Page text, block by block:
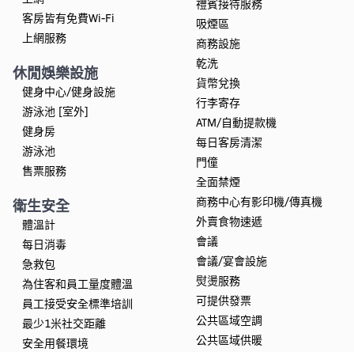
客房皆有免費Wi-Fi
上網服務
休閒娛樂設施
健身中心/健身設施
游泳池 [室外]
健身房
游泳池
售票服務
衛生安全
體溫計
每日消毒
急救包
為住客和員工量度體溫
員工接受安全標準培訓
最少1米社交距離
安全用餐環境
禮賓接待服務
吸煙區
商務設施
乾洗
貨幣兌換
行李寄存
ATM/自動提款機
每日客房清潔
門僮
全面禁煙
商務中心有影印機/傳真機
外賣食物速遞
會議
會議/宴會設施
熨燙服務
可提供發票
公共區域空調
公共區域供暖